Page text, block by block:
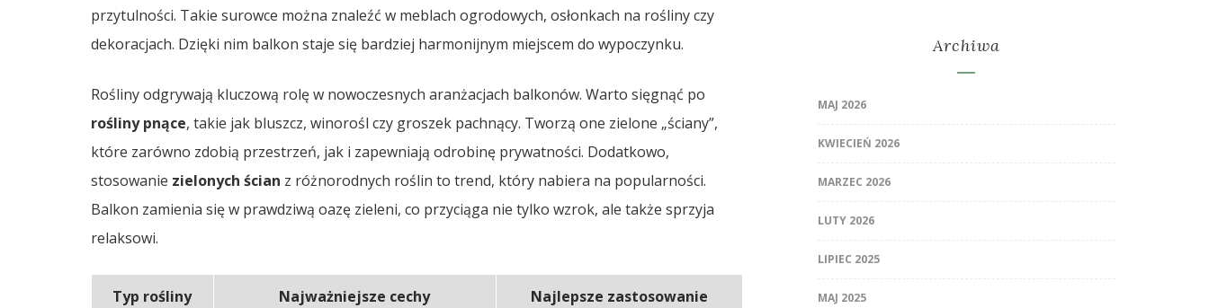
przytulności. Takie surowce można znaleźć w meblach ogrodowych, osłonkach na rośliny czy
dekoracjach. Dzięki nim balkon staje się bardziej harmonijnym miejscem do wypoczynku.
Rośliny odgrywają kluczową rolę w nowoczesnych aranżacjach balkonów. Warto sięgnąć po
rośliny pnące, takie jak bluszcz, winorośl czy groszek pachnący. Tworzą one zielone „ściany”,
które zarówno zdobią przestrzeń, jak i zapewniają odrobinę prywatności. Dodatkowo,
stosowanie zielonych ścian z różnorodnych roślin to trend, który nabiera na popularności.
Balkon zamienia się w prawdziwą oazę zieleni, co przyciąga nie tylko wzrok, ale także sprzyja
relaksowi.
Typ rośliny Najważniejsze cechy Najlepsze zastosowanie
Archiwa
MAJ 2026
KWIECIEŃ 2026
MARZEC 2026
LUTY 2026
LIPIEC 2025
MAJ 2025